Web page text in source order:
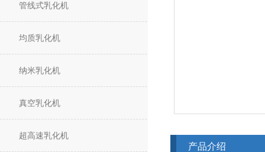
管线式乳化机
均质乳化机
纳米乳化机
真空乳化机
超高速乳化机
产品介绍